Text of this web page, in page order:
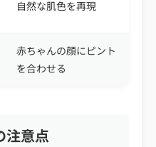
自然な肌色を再現
赤ちゃんの顔にピント
を合わせる
注意点